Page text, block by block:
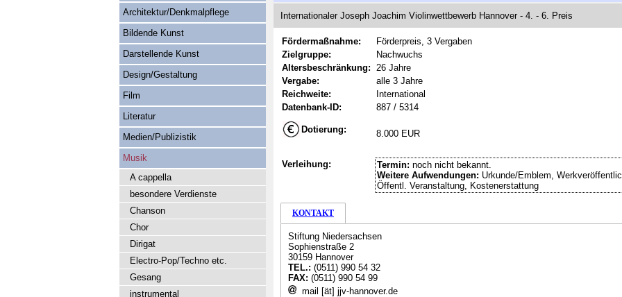
Internationaler Joseph Joachim Violinwettbewerb Hannover - 4. - 6. Preis
Fördermaßnahme:
Förderpreis, 3 Vergaben
Zielgruppe:
Nachwuchs
Altersbeschränkung: 26 Jahre
Vergabe:
alle 3 Jahre
Reichweite:
International
Datenbank-ID:
887 / 5314
Dotierung: 8.000 EUR
Verleihung: Termin: noch nicht bekannt.
Weitere Aufwendungen: Urkunde/Emblem,
Öffentl. Veranstaltung, Kostenerstattung
KONTAKT
Stiftung Niedersachsen
Sophienstraße 2
30159 Hannover
TEL.: (0511) 990 54 32
FAX: (0511) 990 54 99
mail [ät] jjv-hannover.de
Architektur/Denkmalpflege
Bildende Kunst
Darstellende Kunst
Design/Gestaltung
Film
Literatur
Medien/Publizistik
Musik
A cappella
besondere Verdienste
Chanson
Chor
Dirigat
Electro-Pop/Techno etc.
Gesang
instrumental